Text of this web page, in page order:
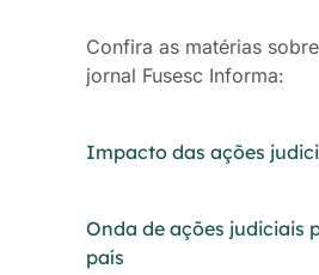
Confira as matérias
jornal Fusesc Informa:
Impacto das ações
Onda de ações judiciais
país